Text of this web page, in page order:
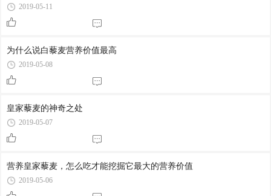
2019-05-11
为什么说白藜麦营养价值最高
2019-05-08
皇家藜麦的神奇之处
2019-05-07
营养皇家藜麦，怎么吃才能挖掘它最大的营养价值
2019-05-06